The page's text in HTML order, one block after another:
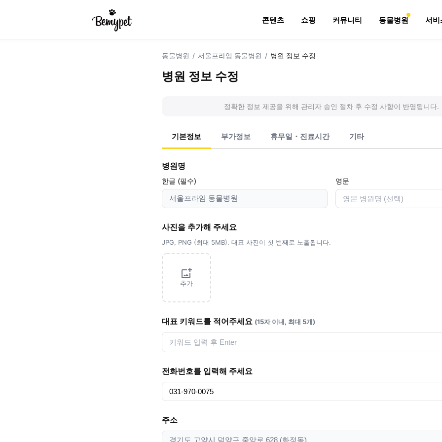
콘텐츠 쇼핑 커뮤니티 동물병원 서비
동물병원 / 서울프라임 동물병원 / 병원 정보 수정
병원 정보 수정
정확한 정보 제공을 위해 관리자 승인 절차 후 수정 사항이 반영됩니다.
기본정보 부가정보 휴무일・진료시간 기타
병원명
한글 (필수) 영문
사진을 추가해 주세요
JPG, PNG (최대 5MB). 대표 사진이 첫 번째로 노출됩니다.
추가
대표 키워드를 적어주세요 (15자 이내, 최대 5개)
전화번호를 입력해 주세요
주소